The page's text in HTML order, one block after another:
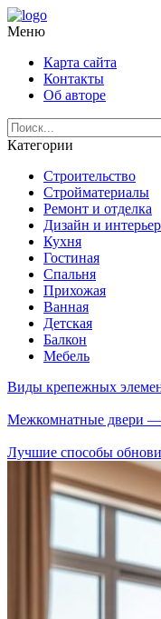
Меню
Карта сайта
Контакты
Об авторе
Категории
Строительство
Стройматериалы
Ремонт и отделка
Дизайн и интерьер
Кухня
Гостиная
Спальня
Прихожая
Ванная
Детская
Балкон
Мебель
Виды крепежных
Межкомнатные двери
Лучшие способы